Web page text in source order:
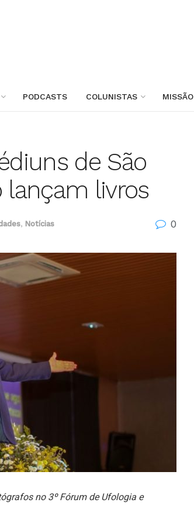
PODCASTS COLUNISTAS MISSÃO
de São
lançam livros
, Notícias 0
no 3º Fórum de Ufologia e